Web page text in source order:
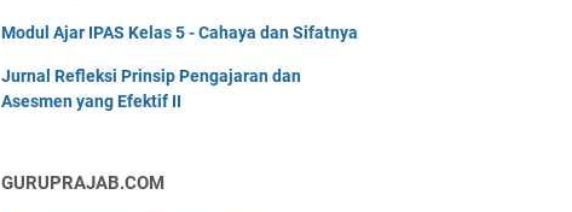
Modul Ajar IPAS Kelas 5 - Cahaya dan Sifatnya
Jurnal Refleksi Prinsip Pengajaran dan
Asesmen yang Efektif II
GURUPRAJAB.COM